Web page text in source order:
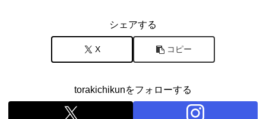
シェアする
X コピー
torakichikunをフォローする